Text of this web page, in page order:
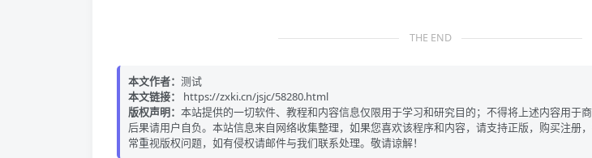
THE END
本文作者： 测试
本文链接：
https://zxki.cn/jsjc/58280.html
版权声明： 本站提供的一切软件、教程和内容信息仅限用于学习和研究目的；不得将上述内容用于
后果请用户自负。本站信息来自网络收集整理，如果您喜欢该程序和内容，请支持正版，购买注册
常重视版权问题，如有侵权请邮件与我们联系处理。敬请谅解！